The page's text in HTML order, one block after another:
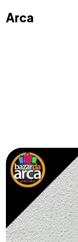
Arca
Arca